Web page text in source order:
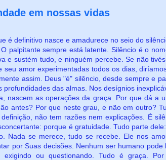
em nossas vidas
nasce e amadurece no seio do silêncio:
palpitante sempre está latente. Silêncio é o
e sustém tudo, e ninguém percebe. Se não
seu amor experimentadas todos os dias,
assim. Deus "é" silêncio, desde sempre e
profundidades das almas. Nos desígnios
nascem as operações da graça. Por que dá a
antes? Por que neste grau, e não em outro?
não tem razões nem explicações. É
porque é gratuidade. Tudo parte
Nada se merece, tudo se recebe. Ele nos
por Suas decisões. Nenhum ser humano pode
exigindo ou questionando. Tudo é graça.